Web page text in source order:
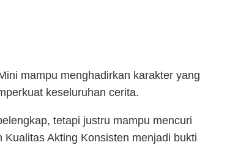
mampu menghadirkan karakter yang
keseluruhan cerita.
tetapi justru mampu mencuri
Akting Konsisten menjadi bukti